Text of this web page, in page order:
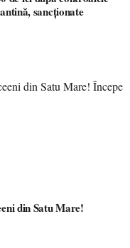
sancționate
din Satu Mare!